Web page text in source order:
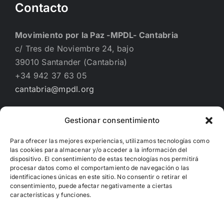
Gestionar consentimiento
Para ofrecer las mejores experiencias, utilizamos tecnologías como
las cookies para almacenar y/o acceder a la información del
dispositivo. El consentimiento de estas tecnologías nos permitirá
procesar datos como el comportamiento de navegación o las
identificaciones únicas en este sitio. No consentir o retirar el
consentimiento, puede afectar negativamente a ciertas
características y funciones.
Contacto
Movimiento por la Paz -MPDL- Cantabria
c/ Tres de Noviembre 24, bajo
39010 Santander (Cantabria)
+34 942 37 63 05
cantabria@mpdl.org
Financiado por